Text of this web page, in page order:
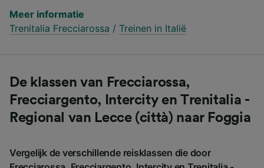
Meer informatie
Trenitalia Frecciarossa / Treinen in Italië
De klassen van Frecciarossa,
Frecciargento, Intercity en Trenitalia -
Regional van Lecce (città) naar Foggia
Vergelijk de verschillende reisklassen die door